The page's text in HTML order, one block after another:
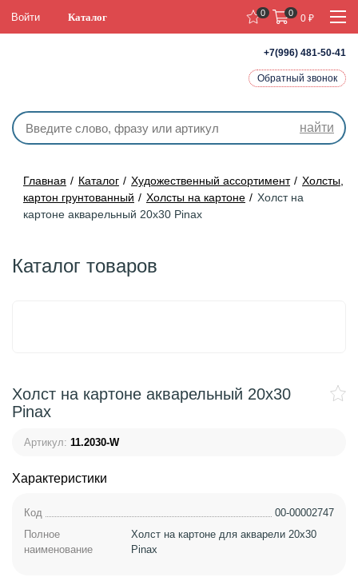
+7(996) 481-50-41
Обратный звонок
Войти Каталог
найти
0 0
0 ₽
Главная Каталог Художественный ассортимент
Холсты,
картон грунтованный
Холсты на картоне
Холст на
картоне акварельный 20х30 Pinax
Каталог товаров
Холст на картоне акварельный 20х30
Pinax
Артикул: 11.2030-W
Характеристики
Код
00-00002747
Полное
наименование
Холст на картоне для акварели 20х30
Pinax